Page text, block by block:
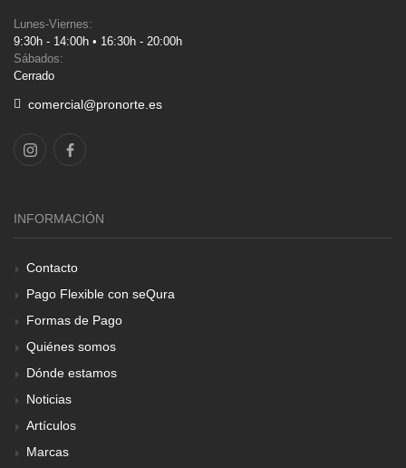
Lunes-Viernes:
9:30h - 14:00h • 16:30h - 20:00h
Sábados:
Cerrado
comercial@pronorte.es
INFORMACIÓN
Contacto
Pago Flexible con seQura
Formas de Pago
Quiénes somos
Dónde estamos
Noticias
Artículos
Marcas